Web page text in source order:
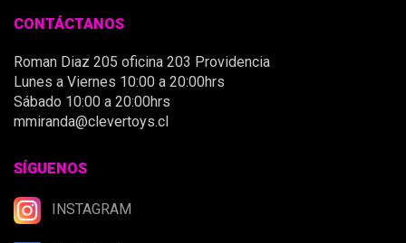
CONTÁCTANOS
Roman Diaz 205 oficina 203 Providencia
Lunes a Viernes 10:00 a 20:00hrs
Sábado 10:00 a 20:00hrs
mmiranda@clevertoys.cl
SÍGUENOS
INSTAGRAM